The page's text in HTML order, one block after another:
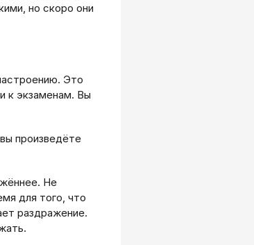
но скоро они
Это
к экзаменам. Вы
произведёте
Не
для того, что
раздражение.